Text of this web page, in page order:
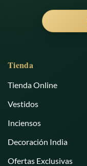
Tienda
Tienda Online
Vestidos
Inciensos
Decoración India
Ofertas Exclusivas